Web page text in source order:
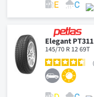
Elegant PT311
145/70 R 12 69T